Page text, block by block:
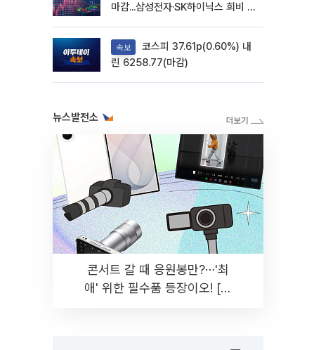
마감...삼성전자·SK하이닉스 희비 갈
속보
린 6258.77(마감)
뉴스발전소
콘서트 갈 때 응원봉만?⋯'최
애' 위한 필수품 등장이오! [솔